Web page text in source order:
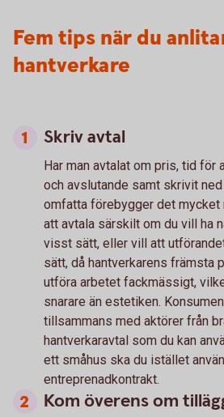
Fem tips när du
hantverkare
Skriv avtal
Har man avtalat om pris, tid för
och avslutande samt skrivit
omfatta förebygger det mycket
att avtala särskilt om du vill ha
visst sätt, eller vill att
sätt, då hantverkarens främsta
utföra arbetet fackmässigt,
snarare än estetiken.
tillsammans med aktörer från
hantverkaravtal som du kan
ett småhus ska du istället
entreprenadkontrakt.
Kom överens om